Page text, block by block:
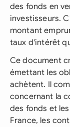
des fonds en
investisseurs.
montant
taux d'intérêt
Ce document
émettant les
achètent. Il
concernant la
des fonds et
France, les